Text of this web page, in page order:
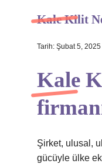
Hakkımızda
Kale Kilit
Tarih: Şubat 5, 2025
Kale
Şirket, ulusal,
gücüyle ülke